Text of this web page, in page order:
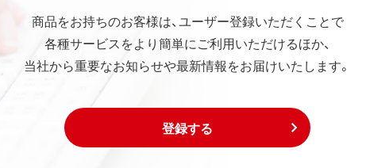
商品をお持ちのお客様は、ユーザー登録いただくことで
各種サービスをより簡単にご利用いただけるほか、
当社から重要なお知らせや最新情報をお届けいたします。
登録する